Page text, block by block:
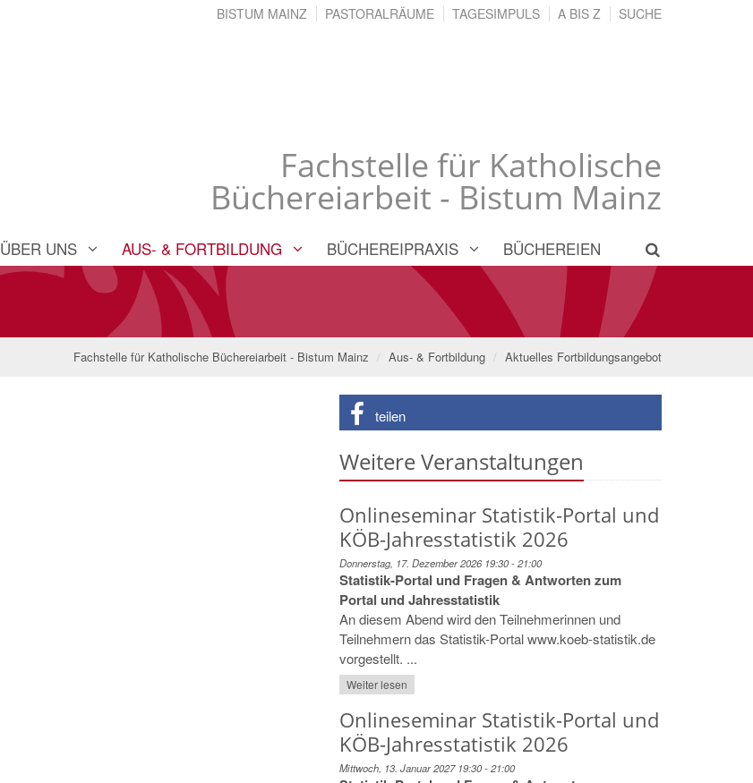
Fachstelle für Katholische
Büchereiarbeit - Bistum Mainz
BISTUM MAINZ PASTORALRÄUME TAGESIMPULS A BIS Z SUCHE
ÜBER UNS AUS- & FORTBILDUNG BÜCHEREIPRAXIS BÜCHEREIEN
Fachstelle für Katholische Büchereiarbeit - Bistum Mainz Aus- & Fortbildung Aktuelles Fortbildungsangebot
teilen
Weitere Veranstaltungen
Onlineseminar Statistik-Portal und
KÖB-Jahresstatistik 2026
Donnerstag, 17. Dezember 2026 19:30 - 21:00
Statistik-Portal und Fragen & Antworten zum
Portal und Jahresstatistik
An diesem Abend wird den Teilnehmerinnen und
Teilnehmern das Statistik-Portal www.koeb-statistik.de
vorgestellt. ...
Weiter lesen
Onlineseminar Statistik-Portal und
KÖB-Jahresstatistik 2026
Mittwoch, 13. Januar 2027 19:30 - 21:00